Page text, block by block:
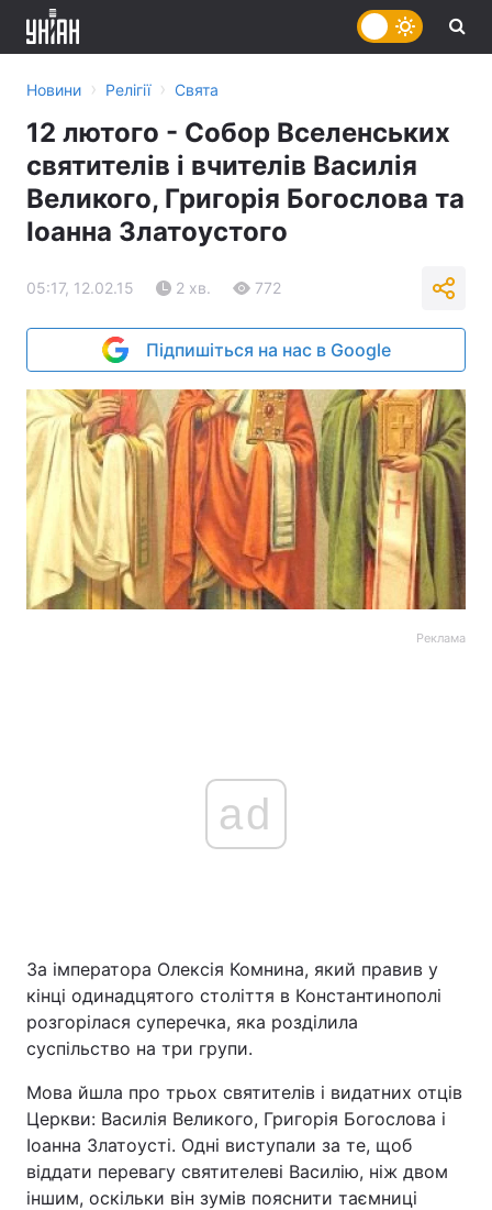
Україна Політика
Економіка Світ
Новини › Релігії › Свята
12 лютого - Собор Вселенських
святителів і вчителів Василія
Великого, Григорія Богослова та
Іоанна Златоустого
05:17, 12.02.15 2 хв. 772
Підпишіться на нас в Google
Реклама
ad
За імператора Олексія Комнина, який правив у
кінці одинадцятого століття в Константинополі
розгорілася суперечка, яка розділила
суспільство на три групи.
Мова йшла про трьох святителів і видатних отців
Церкви: Василія Великого, Григорія Богослова і
Іоанна Златоусті. Одні виступали за те, щоб
віддати перевагу святителеві Василію, ніж двом
іншим, оскільки він зумів пояснити таємниці